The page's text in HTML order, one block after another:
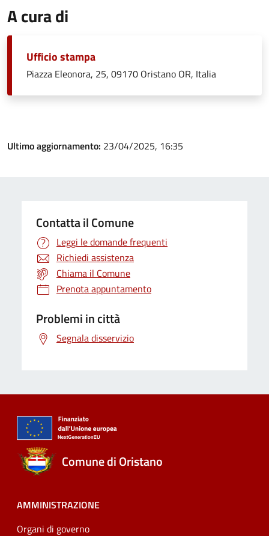
A cura di
Ufficio stampa
Piazza Eleonora, 25, 09170 Oristano OR, Italia
Ultimo aggiornamento: 23/04/2025, 16:35
Contatta il Comune
Leggi le domande frequenti
Richiedi assistenza
Chiama il Comune
Prenota appuntamento
Problemi in città
Segnala disservizio
Comune di Oristano
AMMINISTRAZIONE
Organi di governo